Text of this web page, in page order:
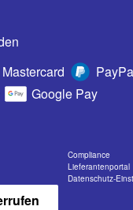
Mastercard
Google Pay
Compliance
Lieferantenportal
Datenschutz-